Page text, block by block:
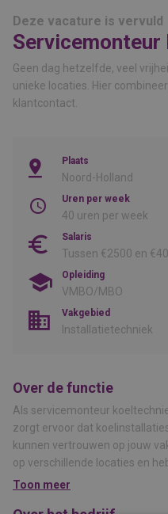
Deze vacature is vervuld
Servicemonteur
Geen dag hetzelfde, veel
unieke locaties. Hier
klantcontact.
Plaats
Noord-Holland
Uren per week
40 uren per week
Salaris
Tussen €2500 en
Opleiding
VMBO/MBO
Vakgebied
Installatietechniek
Over de functie
Als servicemonteur
zorgt ervoor dat
kunnen vertrouwen op jouw
op verschillende locaties en
Toon meer